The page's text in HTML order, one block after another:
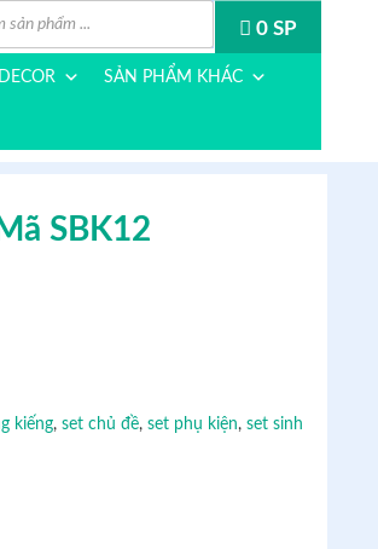
phẩm
0 SP
SẢN PHẨM KHÁC
SBK12
kiếng, set chủ đề, set phụ kiện, set sinh